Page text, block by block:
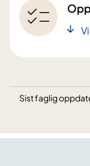
Sist faglig